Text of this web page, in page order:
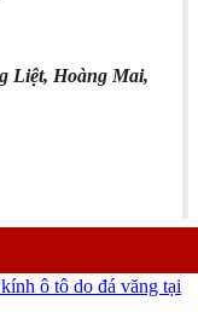
Liệt, Hoàng Mai,
ô tô do đá văng tại